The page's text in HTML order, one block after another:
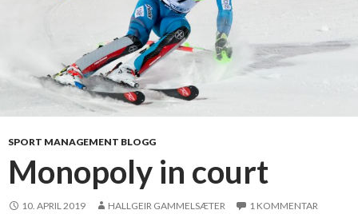
SPORT MANAGEMENT BLOGG
Monopoly in court
10. APRIL 2019 HALLGEIR GAMMELSÆTER 1 KOMMENTAR